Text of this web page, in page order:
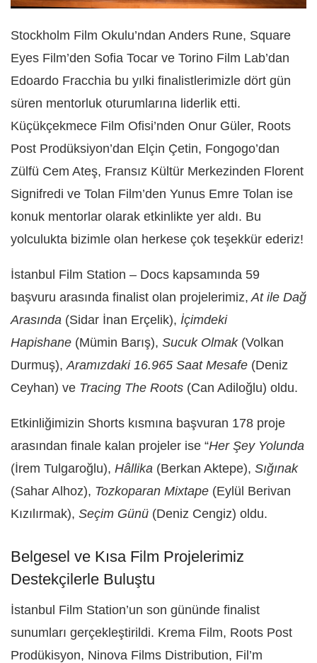
Stockholm Film Okulu’ndan Anders Rune, Square
Eyes Film’den Sofia Tocar ve Torino Film Lab’dan
Edoardo Fracchia bu yılki finalistlerimizle dört gün
süren mentorluk oturumlarına liderlik etti.
Küçükçekmece Film Ofisi’nden Onur Güler, Roots
Post Prodüksiyon’dan Elçin Çetin, Fongogo’dan
Zülfü Cem Ateş, Fransız Kültür Merkezinden Florent
Signifredi ve Tolan Film’den Yunus Emre Tolan ise
konuk mentorlar olarak etkinlikte yer aldı. Bu
yolculukta bizimle olan herkese çok teşekkür ederiz!
İstanbul Film Station – Docs kapsamında 59
başvuru arasında finalist olan projelerimiz, At ile Dağ
Arasında (Sidar İnan Erçelik), İçimdeki
Hapishane (Mümin Barış), Sucuk Olmak(Volkan
Durmuş),Aramızdaki 16.965 Saat Mesafe (Deniz
Ceyhan) ve Tracing The Roots (Can Adiloğlu) oldu.
Etkinliğimizin Shorts kısmına başvuran 178 proje
arasından finale kalan projeler ise “Her Şey Yolunda
(İrem Tulgaroğlu), Hâllika (Berkan Aktepe), Sığınak
(Sahar Alhoz), Tozkoparan Mixtape (Eylül Berivan
Kızılırmak), Seçim Günü (Deniz Cengiz) oldu.
Belgesel ve Kısa Film Projelerimiz
Destekçilerle Buluştu
İstanbul Film Station’un son gününde finalist
sunumları gerçekleştirildi. Krema Film, Roots Post
Prodükisyon, Ninova Films Distribution, Fil’m